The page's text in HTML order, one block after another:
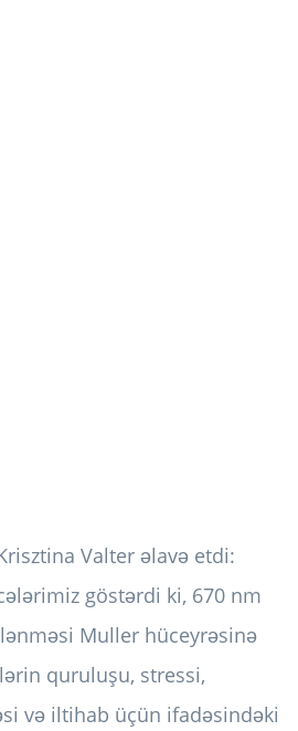
Valter əlavə etdi:
göstərdi ki, 670 nm
Muller hüceyrəsinə
quruluşu, stressi,
və iltihab üçün ifadəsindəki